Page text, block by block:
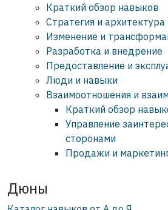
Краткий обзор навыков
Стратегия и архитектура
Изменение и
Разработка и внедрение
Предоставление и
Люди и навыки
Взаимоотношения и
Краткий обзор
Управление
сторонами
Продажи и
Дюны